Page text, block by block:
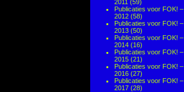
2011 (59)
Publicaties voor FOK! –
2012 (58)
Publicaties voor FOK! –
2013 (50)
Publicaties voor FOK! –
2014 (16)
Publicaties voor FOK! –
2015 (21)
Publicaties voor FOK! –
2016 (27)
Publicaties voor FOK! –
2017 (28)